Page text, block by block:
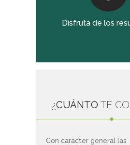
Disfruta de los
¿CUÁNTO TE
Con carácter general las